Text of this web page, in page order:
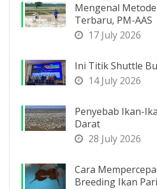
Mengenal
Terbaru, PM-AAS
17 July 2026
Ini Titik Shuttle
14 July 2026
Penyebab Ikan-
Darat
28 July 2026
Cara
Breeding Ikan